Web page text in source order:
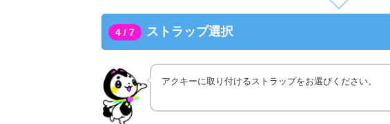
4 / 7 ストラップ選択
アクキーに取り付けるストラップをお選びください。